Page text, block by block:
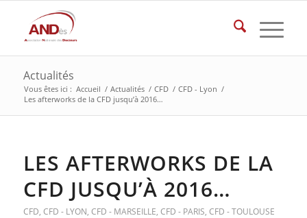
Actualités
Vous êtes ici : Accueil / Actualités / CFD / CFD - Lyon /
Les afterworks de la CFD jusqu’à 2016…
LES AFTERWORKS DE LA
CFD JUSQU’À 2016…
CFD, CFD - LYON, CFD - MARSEILLE, CFD - PARIS, CFD - TOULOUSE